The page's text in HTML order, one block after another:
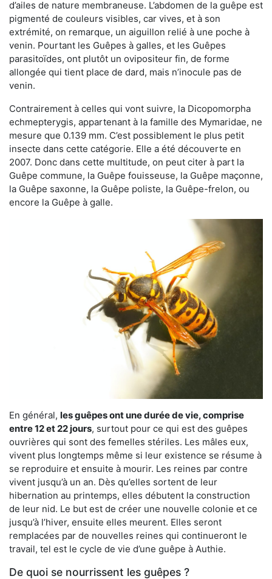
d’ailes de nature membraneuse. L’abdomen de la guêpe est
pigmenté de couleurs visibles, car vives, et à son
extrémité, on remarque, un aiguillon relié à une poche à
venin. Pourtant les Guêpes à galles, et les Guêpes
parasitoïdes, ont plutôt un ovipositeur fin, de forme
allongée qui tient place de dard, mais n’inocule pas de
venin.
Contrairement à celles qui vont suivre, la Dicopomorpha
echmepterygis, appartenant à la famille des Mymaridae, ne
mesure que 0.139 mm. C’est possiblement le plus petit
insecte dans cette catégorie. Elle a été découverte en
2007. Donc dans cette multitude, on peut citer à part la
Guêpe commune, la Guêpe fouisseuse, la Guêpe maçonne,
la Guêpe saxonne, la Guêpe poliste, la Guêpe-frelon, ou
encore la Guêpe à galle.
En général, les guêpes ont une durée de vie, comprise
entre 12 et 22 jours, surtout pour ce qui est des guêpes
ouvrières qui sont des femelles stériles. Les mâles eux,
vivent plus longtemps même si leur existence se résume à
se reproduire et ensuite à mourir. Les reines par contre
vivent jusqu’à un an. Dès qu’elles sortent de leur
hibernation au printemps, elles débutent la construction
de leur nid. Le but est de créer une nouvelle colonie et ce
jusqu’à l’hiver, ensuite elles meurent. Elles seront
remplacées par de nouvelles reines qui continueront le
travail, tel est le cycle de vie d’une guêpe à Authie.
De quoi se nourrissent les guêpes ?